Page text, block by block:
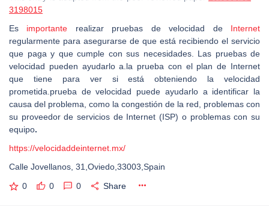
3198015
Es importante realizar pruebas de velocidad de Internet
regularmente para asegurarse de que está recibiendo el servicio
que paga y que cumple con sus necesidades. Las pruebas de
velocidad pueden ayudarlo a.la prueba con el plan de Internet
que tiene para ver si está obteniendo la velocidad
prometida.prueba de velocidad puede ayudarlo a identificar la
causa del problema, como la congestión de la red, problemas con
su proveedor de servicios de Internet (ISP) o problemas con su
equipo.
https://velocidaddeinternet.mx/
Calle Jovellanos, 31,Oviedo,33003,Spain
0 0 0 Share